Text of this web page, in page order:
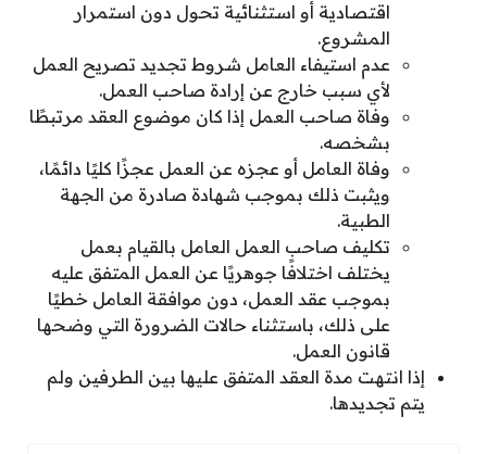
اقتصادية أو استثنائية تحول دون استمرار
المشروع.
عدم استيفاء العامل شروط تجديد تصريح العمل
لأي سبب خارج عن إرادة صاحب العمل.
وفاة صاحب العمل إذا كان موضوع العقد مرتبطًا
بشخصه.
وفاة العامل أو عجزه عن العمل عجزًا كليًا دائمًا،
ويثبت ذلك بموجب شهادة صادرة من الجهة
الطبية.
تكليف صاحب العمل العامل بالقيام بعمل
يختلف اختلافًا جوهريًا عن العمل المتفق عليه
بموجب عقد العمل، دون موافقة العامل خطيًا
على ذلك، باستثناء حالات الضرورة التي وضحها
قانون العمل.
إذا انتهت مدة العقد المتفق عليها بين الطرفين ولم
يتم تجديدها.